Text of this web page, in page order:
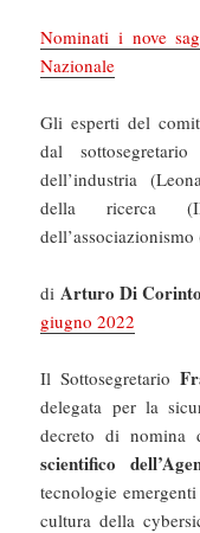
Nominati i nove
Nazionale
Gli esperti del
dal
dell’industria
della ricerca
di Arturo Di Corinto
giugno 2022
Il Sottosegretario
delegata per la
decreto di
scientifico
tecnologie
cultura della